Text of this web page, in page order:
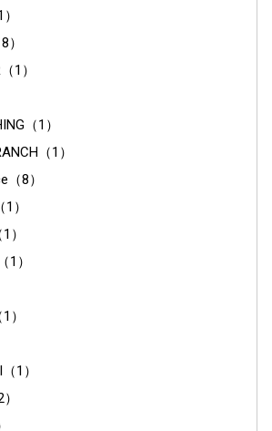
1）
（1）
（1）
（8）
）
）
1）
）
1）